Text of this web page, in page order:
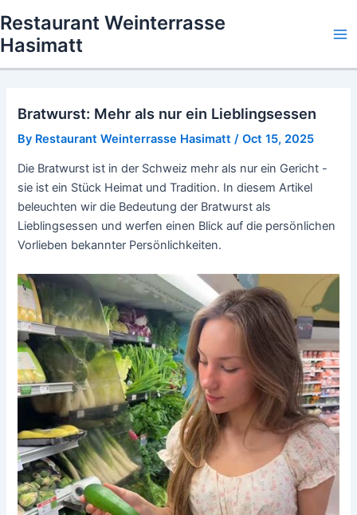
to
content
Restaurant Weinterrasse
Hasimatt
Bratwurst: Mehr als nur ein Lieblingsessen
By Restaurant Weinterrasse Hasimatt /Oct 15, 2025
Die Bratwurst ist in der Schweiz mehr als nur ein Gericht -
sie ist ein Stück Heimat und Tradition. In diesem Artikel
beleuchten wir die Bedeutung der Bratwurst als
Lieblingsessen und werfen einen Blick auf die persönlichen
Vorlieben bekannter Persönlichkeiten.